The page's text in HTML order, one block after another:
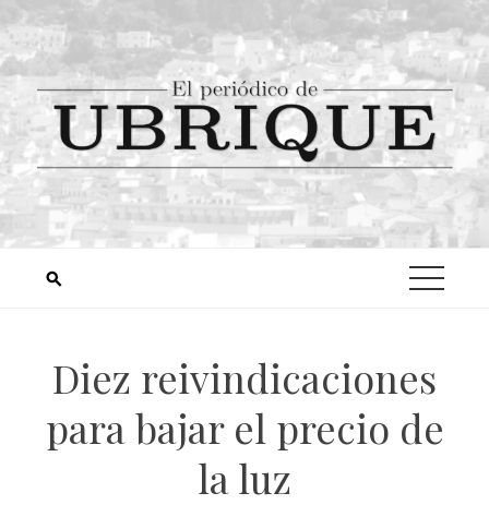
Diez reivindicaciones
para bajar el precio de
la luz